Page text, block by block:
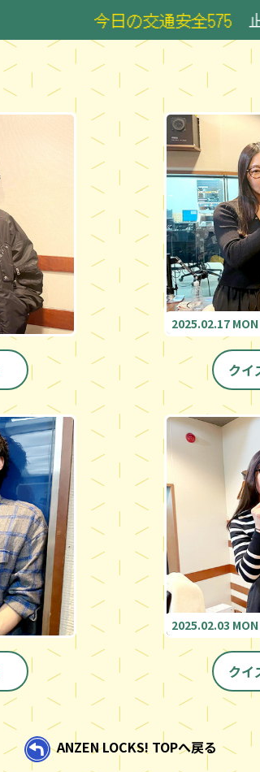
今日の交通安全575 止まる
2025.02.17 MON
クイ
2025.02.03 MON
クイ
ANZEN LOCKS! TOPへ戻る